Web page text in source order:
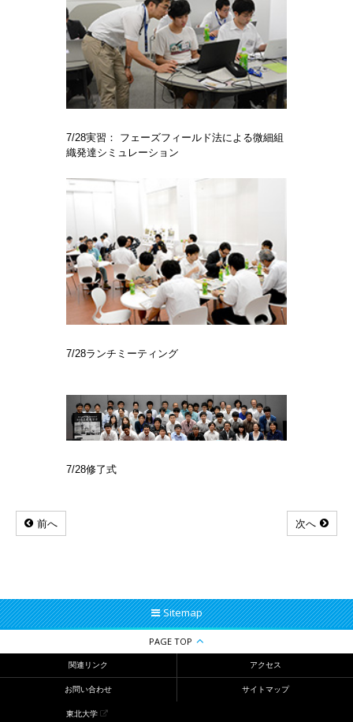
7/28実習： フェーズフィールド法による微細組
織発達シミュレーション
7/28ランチミーティング
7/28修了式
前へ 次へ
Sitemap
PAGE TOP
関連リンク アクセス
お問い合わせ サイトマップ
東北大学